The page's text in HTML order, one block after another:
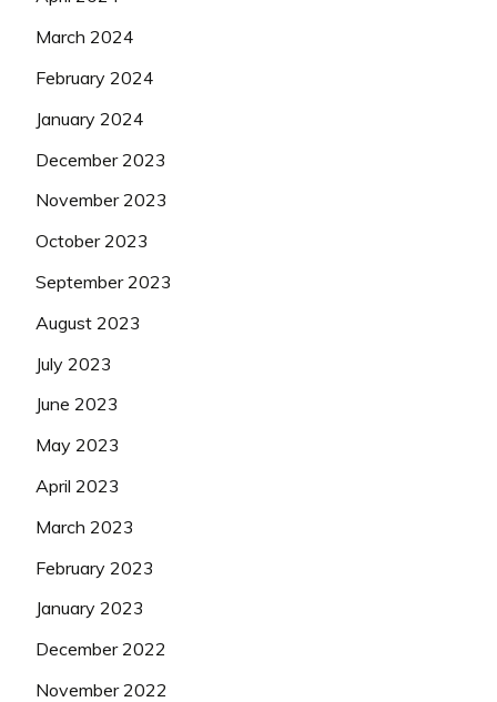
March 2024
February 2024
January 2024
December 2023
November 2023
October 2023
September 2023
August 2023
July 2023
June 2023
May 2023
April 2023
March 2023
February 2023
January 2023
December 2022
November 2022